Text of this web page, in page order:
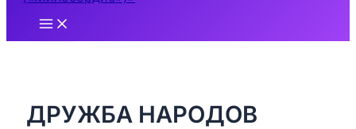
Main
ДРУЖБА НАРОДОВ